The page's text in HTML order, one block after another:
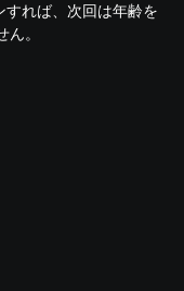
れば、次回は年齢を
。